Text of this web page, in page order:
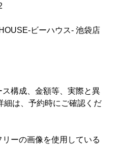
ビーハウス- 池袋店
構成、金額等、実際と異
細は、予約時にご確認くだ
ーの画像を使用している